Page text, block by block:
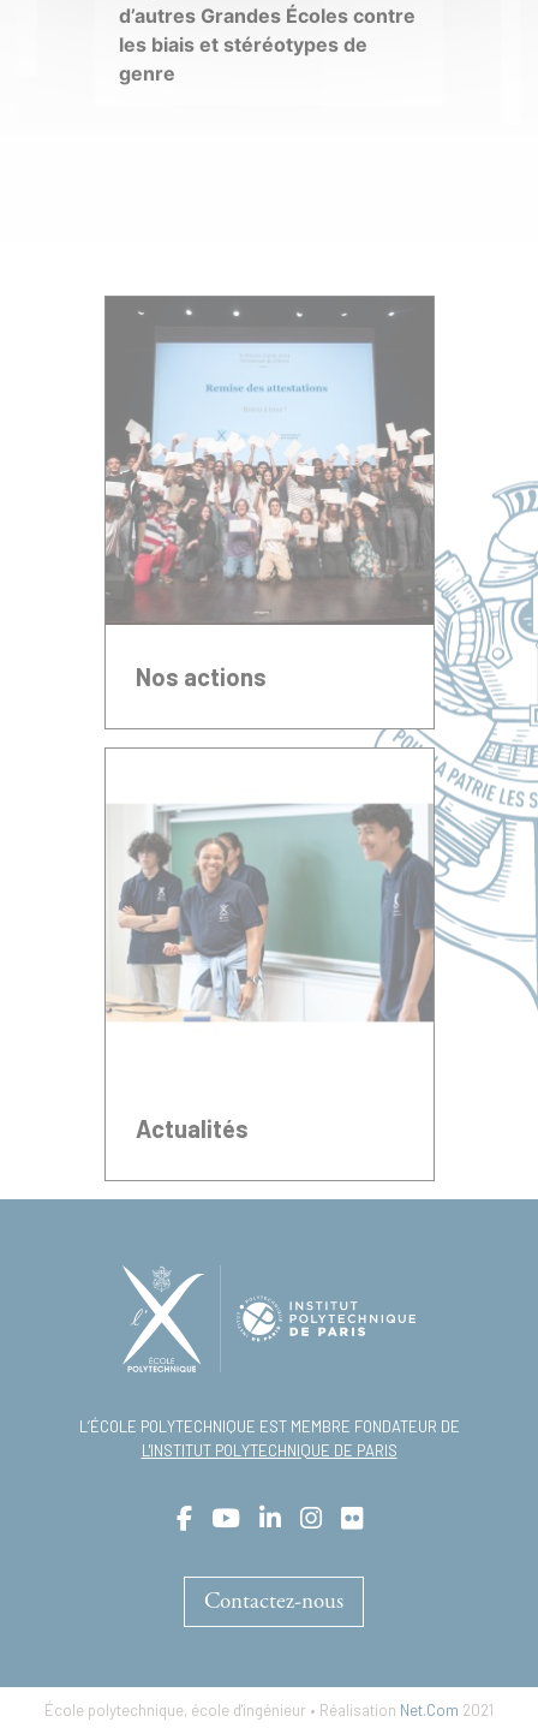
d’autres Grandes Écoles contre
les biais et stéréotypes de
genre
Nos actions
Actualités
L’ÉCOLE POLYTECHNIQUE EST MEMBRE FONDATEUR DE
L'INSTITUT POLYTECHNIQUE DE PARIS
Contactez-nous
École polytechnique, école d'ingénieur • Réalisation Net.Com 2021